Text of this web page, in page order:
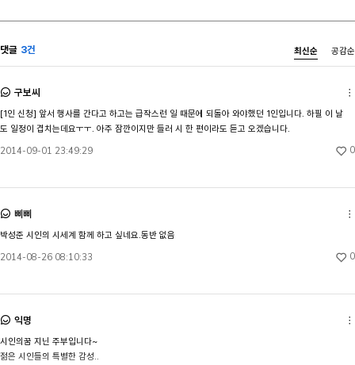
댓글 3건 최신순 공감순
구보씨
[1인 신청] 앞서 행사를 간다고 하고는 급작스런 일 때문에 되돌아 와야했던 1인입니다. 하필 이 날
도 일정이 겹치는데요ㅜㅜ. 아주 잠깐이지만 들러 시 한 편이라도 듣고 오겠습니다.
2014-09-01 23:49:29 0
삐삐
박성준 시인의 시세계 함께 하고 싶네요.동반 없음
2014-08-26 08:10:33 0
익명
시인의꿈 지닌 주부입니다~
젊은 시인들의 특별한 감성..